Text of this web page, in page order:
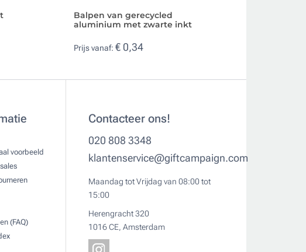
Balpen van gerecycled
aluminium met zwarte inkt
Prijs vanaf: € 0,34
voorbeeld
(FAQ)
Contacteer ons!
020 808 3348
klantenservice@giftcampaign.com
Maandag tot Vrijdag van 08:00 tot
15:00
Herengracht 320
1016 CE, Amsterdam